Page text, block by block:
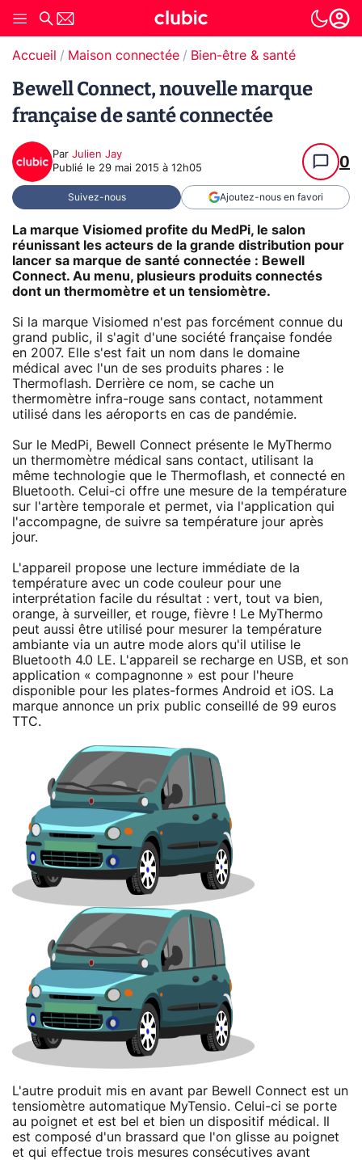
Accueil Maison connectée Bien-être & santé
Bewell Connect, nouvelle marque
française de santé connectée
Par Julien Jay
Publié le 29 mai 2015 à 12h05 0
Suivez-nous Ajoutez-nous en favori
La marque Visiomed profite du MedPi, le salon
réunissant les acteurs de la grande distribution pour
lancer sa marque de santé connectée : Bewell
Connect. Au menu, plusieurs produits connectés
dont un thermomètre et un tensiomètre.
Si la marque Visiomed n'est pas forcément connue du
grand public, il s'agit d'une société française fondée
en 2007. Elle s'est fait un nom dans le domaine
médical avec l'un de ses produits phares : le
Thermoflash. Derrière ce nom, se cache un
thermomètre infra-rouge sans contact, notamment
utilisé dans les aéroports en cas de pandémie.
Sur le MedPi, Bewell Connect présente le MyThermo
un thermomètre médical sans contact, utilisant la
même technologie que le Thermoflash, et connecté en
Bluetooth. Celui-ci offre une mesure de la température
sur l'artère temporale et permet, via l'application qui
l'accompagne, de suivre sa température jour après
jour.
L'appareil propose une lecture immédiate de la
température avec un code couleur pour une
interprétation facile du résultat : vert, tout va bien,
orange, à surveiller, et rouge, fièvre ! Le MyThermo
peut aussi être utilisé pour mesurer la température
ambiante via un autre mode alors qu'il utilise le
Bluetooth 4.0 LE. L'appareil se recharge en USB, et son
application « compagnonne » est pour l'heure
disponible pour les plates-formes Android et iOS. La
marque annonce un prix public conseillé de 99 euros
TTC.
L'autre produit mis en avant par Bewell Connect est un
tensiomètre automatique MyTensio. Celui-ci se porte
au poignet et est bel et bien un dispositif médical. Il
est composé d'un brassard que l'on glisse au poignet
et qui effectue trois mesures consécutives avant